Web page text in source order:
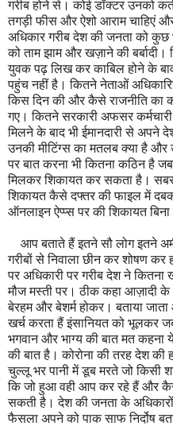
गरीब होने से। कोई डॉक्टर उनको
तगड़ी फीस और ऐशो आराम चाहिएं
अधिकार गरीब देश की जनता को
को ताम झाम और खज़ाने की बर्बादी।
युवक पढ़ लिख कर काबिल होने के
पहुंच नहीं है। कितने नेताओं
किस दिन की और कैसे राजनीति का
गए। कितने सरकारी अफसर
मिलने के बाद भी ईमानदारी से अपने
उनकी मीटिंग्स का मतलब क्या है
पर बात करना भी कितना कठिन है
मिलकर शिकायत कर सकता है।
शिकायत कैसे दफ्तर की फाइल में
ऑनलाइन ऐप्प्स पर की शिकायत बिना
आप बताते हैं इतने सौ लोग इतने
गरीबों से निवाला छीन कर शोषण
पर अधिकारी पर गरीब देश ने कितना
मौज मस्ती पर। ठीक कहा आज़ादी
बेरहम और बेशर्म होकर। बताया
खर्च करता हैं इंसानियत को भूलकर
भगवान और भाग्य की बात मत
की बात है। कोरोना की तरह देश
चुल्लू भर पानी में डूब मरते जो किसी
कि जो हुआ वही आप कर रहे हैं और
सकती है। देश की जनता के
फैसला अपने को पाक साफ निर्दोष